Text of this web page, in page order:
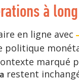
à
en ligne avec
marqué
restent